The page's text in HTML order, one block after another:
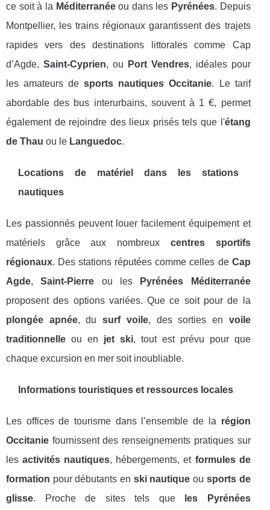
ce soit à la Méditerranéeou dans les Pyrénées. Depuis
Montpellier, les trains régionaux garantissent des trajets
rapides vers des destinations littorales comme Cap
d’Agde, Saint-Cyprien, ou Port Vendres, idéales pour
les amateurs desports nautiques Occitanie. Le tarif
abordable des bus interurbains, souvent à 1 €, permet
également de rejoindre des lieux prisés tels que l'étang
de Thau ou le Languedoc.
Locations de matériel dans les stations
nautiques
Les passionnés peuvent louer facilement équipement et
matériels grâce aux nombreux centres sportifs
régionaux. Des stations réputées comme celles de Cap
Agde,Saint-Pierre ou les
Pyrénées Méditerranée
proposent des options variées. Que ce soit pour de la
plongée apnée, dusurf voile, des sorties en voile
traditionnelle ou en jet ski, tout est prévu pour que
chaque excursion en mer soit inoubliable.
Informations touristiques et ressources locales
Les offices de tourisme dans l’ensemble de la région
Occitanie fournissent des renseignements pratiques sur
lesactivités nautiques, hébergements, et formules de
formation pour débutants en ski nautique ou sports de
glisse. Proche de sites tels que
les Pyrénées